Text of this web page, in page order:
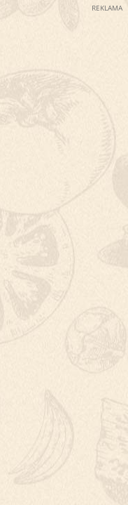
REKLAMA